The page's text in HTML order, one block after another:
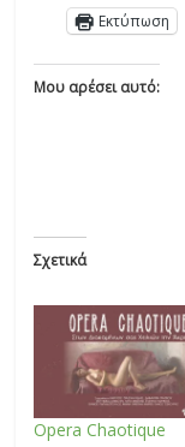
Εκτύπωση
Μου αρέσει αυτό:
Σχετικά
Opera Chaotique